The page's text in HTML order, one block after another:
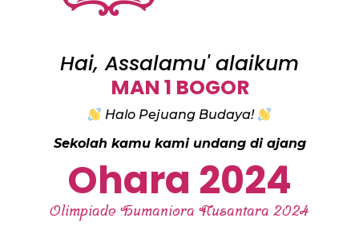
Hai, Assalamu' alaikum
MAN 1 BOGOR
Halo Pejuang Budaya!
Sekolah kamu kami undang di ajang
Ohara 2024
Olimpiade Humaniora Nusantara 2024